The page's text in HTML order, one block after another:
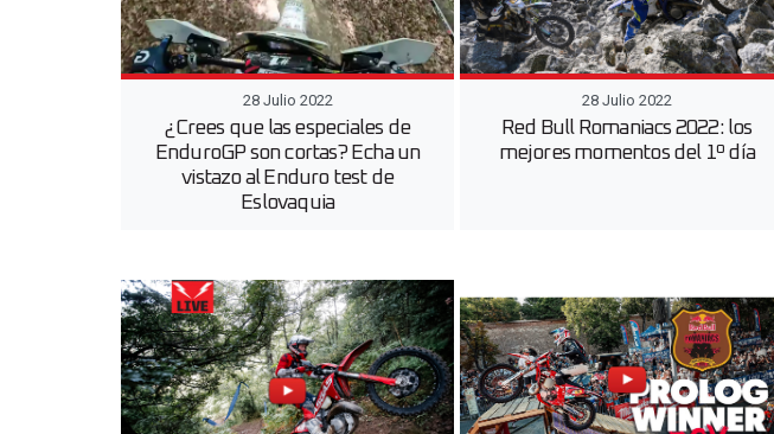
28 Julio 2022
¿Crees que las especiales de
EnduroGP son cortas? Echa un
vistazo al Enduro test de
Eslovaquia
28 Julio 2022
Red Bull Romaniacs 2022: los
mejores momentos del 1º día